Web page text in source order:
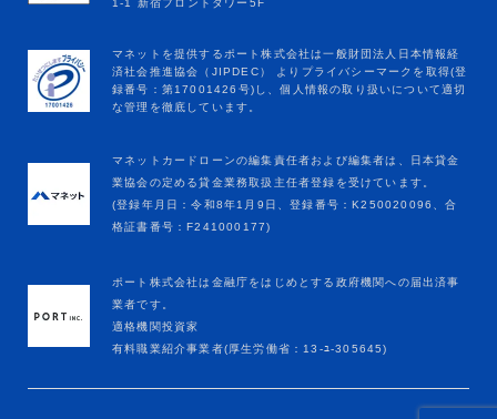
マネットカードローンの編集責任者および編集者は、日本貸金
業協会の定める貸金業務取扱主任者登録を受けています。
(登録年月日：令和8年1月9日、登録番号：K250020096、合
格証書番号：F241000177)
ポート株式会社は金融庁をはじめとする政府機関への届出済事
業者です。
適格機関投資家
有料職業紹介事業者(厚生労働省：13-ﾕ-305645)